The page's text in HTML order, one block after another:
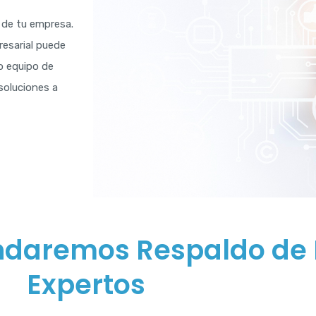
tu empresa.
puede
equipo de
a
Respaldo
Expertos